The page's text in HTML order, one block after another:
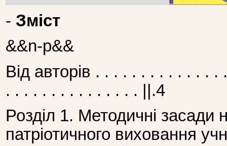
- Зміст
&&n-p&&
Від авторів . . . . . . . . . . . . .
. . . . . . . . . . . . . . . ||.4
Розділ 1. Методичні засади
патріотичного виховання